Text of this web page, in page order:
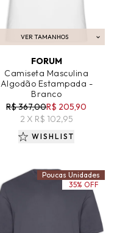
VER TAMANHOS
ADICIONAR AO CARRINHO
FORUM
Camiseta Masculina
Algodão Estampada -
Branco
R$ 367,00R$ 205,90
2 X R$ 102,95
WISHLIST
Poucas Unidades
35% OFF